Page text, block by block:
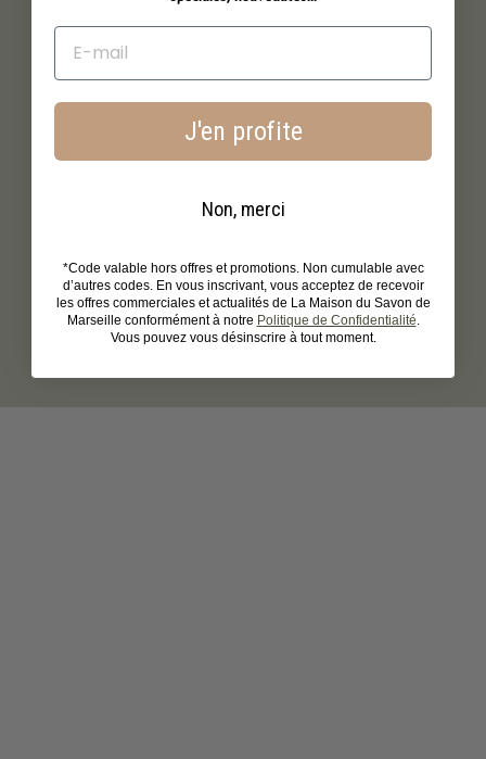
Un soin quotidien
Composée à 93 % d'ingrédients d'origine naturelle, la crème
mains lait d'ânesse est parfaite pour une utilisation quotidienne.
Sans parabènes ni ingrédients agressifs, elle convient à tous les
J'en profite
Non, merci
*Code valable hors offres et promotions. Non cumulable avec
d’autres codes. En vous inscrivant, vous acceptez de recevoir
les offres commerciales et actualités de La Maison du Savon de
Marseille conformément à notre Politique de Confidentialité
Vous pouvez vous désinscrire à tout moment.